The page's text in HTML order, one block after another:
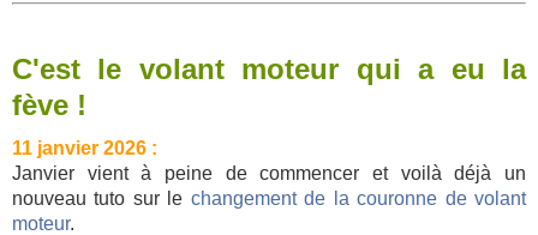
C'est le volant moteur qui a eu la
fève !
11 janvier 2026 :
Janvier vient à peine de commencer et voilà déjà un
nouveau tuto sur le changement de la couronne de volant
moteur.